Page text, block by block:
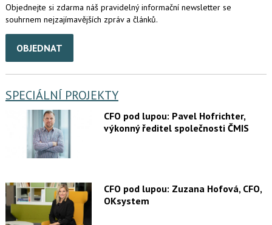
Objednejte si zdarma náš pravidelný informační newsletter se
souhrnem nejzajímavějších zpráv a článků.
OBJEDNAT
SPECIÁLNÍ PROJEKTY
CFO pod lupou: Pavel Hofrichter,
výkonný ředitel společnosti ČMIS
CFO pod lupou: Zuzana Hofová, CFO,
OKsystem